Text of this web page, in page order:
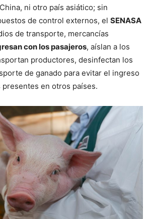
ni otro país asiático; sin
de control externos, el SENASA
de transporte, mercancías
con los pasajeros, aíslan a los
productores, desinfectan los
de ganado para evitar el ingreso
en otros países.